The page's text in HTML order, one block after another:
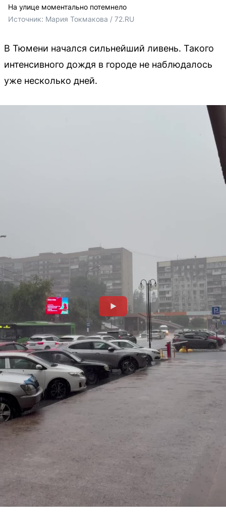
На улице моментально потемнело
Источник: Мария Токмакова / 72.RU
В Тюмени начался сильнейший ливень. Такого
интенсивного дождя в городе не наблюдалось
уже несколько дней.